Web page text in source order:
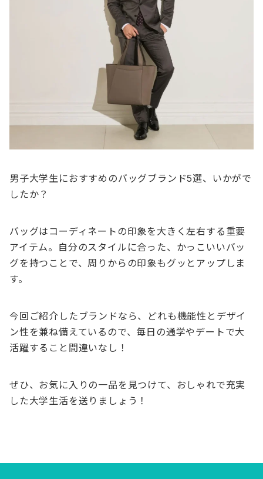
男子大学生におすすめのバッグブランド5選、いかがで
したか？
バッグはコーディネートの印象を大きく左右する重要
アイテム。自分のスタイルに合った、かっこいいバッ
グを持つことで、周りからの印象もグッとアップしま
す。
今回ご紹介したブランドなら、どれも機能性とデザイ
ン性を兼ね備えているので、毎日の通学やデートで大
活躍すること間違いなし！
ぜひ、お気に入りの一品を見つけて、おしゃれで充実
した大学生活を送りましょう！